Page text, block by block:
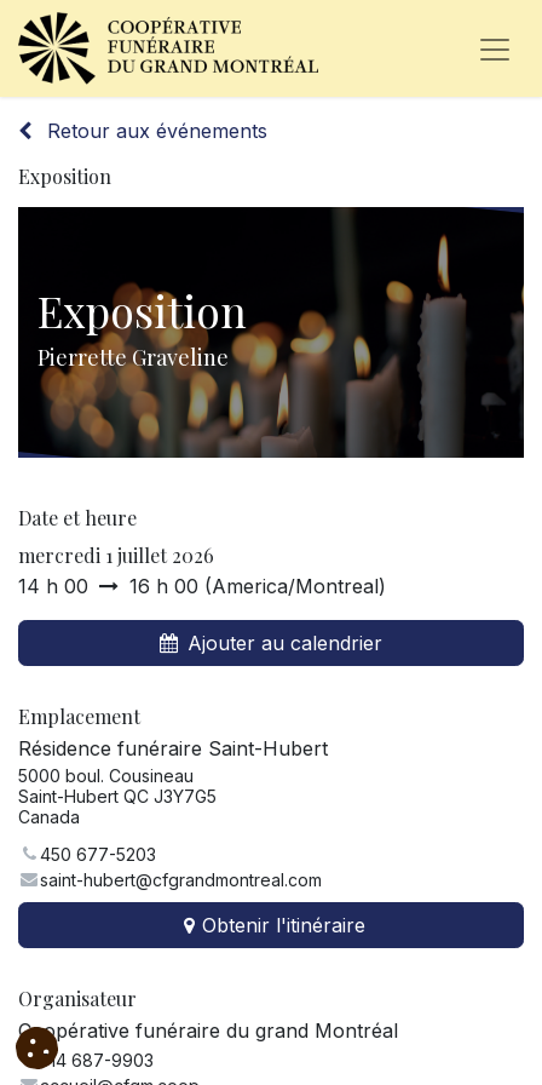
Retour aux événements
Exposition
Exposition
Pierrette Graveline
Date et heure
mercredi 1 juillet 2026
14 h 00 16 h 00 (America/Montreal)
Ajouter au calendrier
Emplacement
Résidence funéraire Saint-Hubert
5000 boul. Cousineau
Saint-Hubert QC J3Y7G5
Canada
450 677-5203
saint-hubert@cfgrandmontreal.com
Obtenir l'itinéraire
Organisateur
Coopérative funéraire du grand Montréal
514 687-9903